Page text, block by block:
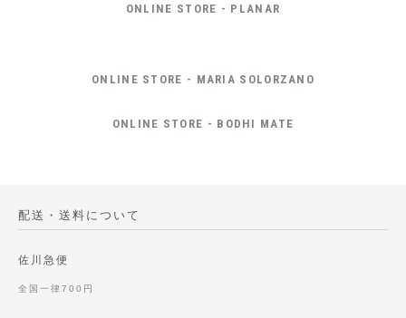
ONLINE STORE - PLANAR
ONLINE STORE - MARIA SOLORZANO
ONLINE STORE - BODHI MATE
配送・送料について
佐川急便
全国一律700円